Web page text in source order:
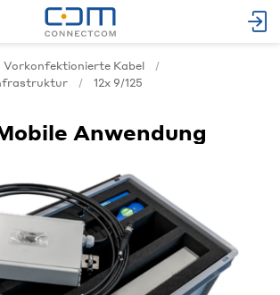
Vorkonfektionierte Kabel
12x 9/125
Anwendung